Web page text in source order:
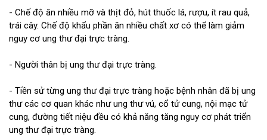
- Chế độ ăn nhiều mỡ và thịt đỏ, hút thuốc lá, rượu, ít rau quả,
trái cây. Chế độ khẩu phần ăn nhiều chất xơ có thể làm giảm
nguy cơ ung thư đại trực tràng.
- Người thân bị ung thư đại trực tràng.
- Tiền sử từng ung thư đại trực tràng hoặc bệnh nhân đã bị ung
thư các cơ quan khác như ung thư vú, cổ tử cung, nội mạc tử
cung, đường tiết niệu đều có khả năng tăng nguy cơ phát triển
ung thư đại trực tràng.